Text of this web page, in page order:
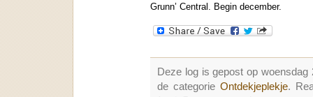
Grunn’ Central. Begin december.
Deze log is gepost op
de categorie Ontdekjeplekje.